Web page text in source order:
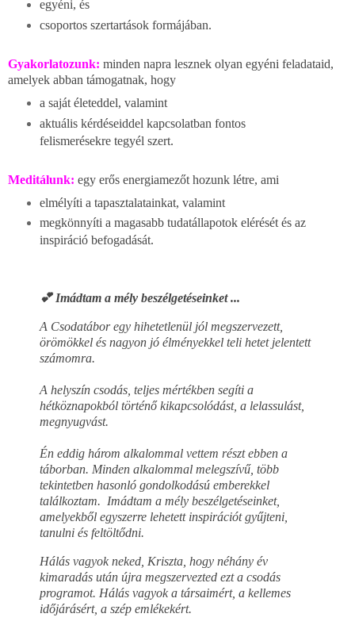
egyéni, és
csoportos szertartások formájában.
Gyakorlatozunk: minden napra lesznek olyan egyéni feladataid,
amelyek abban támogatnak, hogy
a saját életeddel, valamint
aktuális kérdéseiddel kapcsolatban fontos
felismerésekre tegyél szert.
Meditálunk: egy erős energiamezőt hozunk létre, ami
elmélyíti a tapasztalatainkat, valamint
megkönnyíti a magasabb tudatállapotok elérését és az
inspiráció befogadását.
💕 Imádtam a mély beszélgetéseinket ...
A Csodatábor egy hihetetlenül jól megszervezett,
örömökkel és nagyon jó élményekkel teli hetet jelentett
számomra.
A helyszín csodás, teljes mértékben segíti a
hétköznapokból történő kikapcsolódást, a lelassulást,
megnyugvást.
Én eddig három alkalommal vettem részt ebben a
táborban. Minden alkalommal melegszívű, több
tekintetben hasonló gondolkodású emberekkel
találkoztam. Imádtam a mély beszélgetéseinket,
amelyekből egyszerre lehetett inspirációt gyűjteni,
tanulni és feltöltődni.
Hálás vagyok neked, Kriszta, hogy néhány év
kimaradás után újra megszervezted ezt a csodás
programot. Hálás vagyok a társaimért, a kellemes
időjárásért, a szép emlékekért.